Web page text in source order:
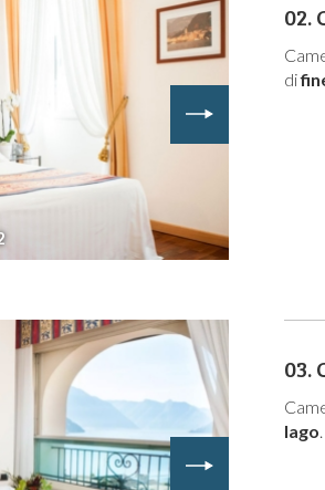
02.
di
03.
lago.